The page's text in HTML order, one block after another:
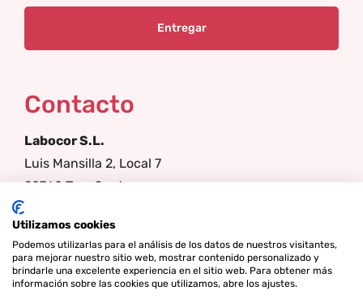
electrónico
Contacto
Labocor S.L.
Luis Mansilla 2, Local 7
28760 Tres Cantos
España
+34 91 845 71 99
laboratorio@combibreed.es
Utilizamos cookies
Podemos utilizarlas para el análisis de los datos de nuestros visitantes,
para mejorar nuestro sitio web, mostrar contenido personalizado y
brindarle una excelente experiencia en el sitio web. Para obtener más
información sobre las cookies que utilizamos, abre los ajustes.